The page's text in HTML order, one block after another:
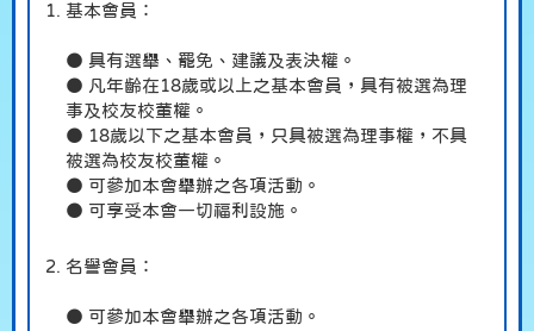
基本會員：
● 具有選舉、罷免、建議及表決權。
● 凡年齡在18歲或以上之基本會員，具有被選為理
事及校友校董權。
● 18歲以下之基本會員，只具被選為理事權，不具
被選為校友校董權。
● 可參加本會舉辦之各項活動。
● 可享受本會一切福利設施。
名譽會員：
● 可參加本會舉辦之各項活動。